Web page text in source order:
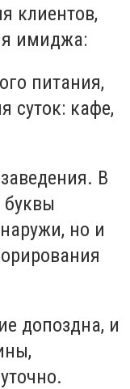
клиентов,
имиджа:
питания,
суток: кафе,
В
но и
допоздна, и